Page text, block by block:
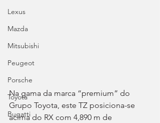
Lexus
Mazda
Mitsubishi
Peugeot
Porsche
Toyota
Bugatti
Na gama da marca “premium” do
Grupo Toyota, este TZ posiciona-se
acima do RX com 4,890 m de